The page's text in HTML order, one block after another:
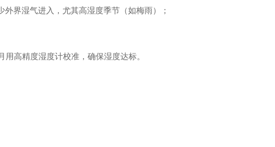
界湿气进入，尤其高湿度季节（如梅雨）；
高精度湿度计校准，确保湿度达标。